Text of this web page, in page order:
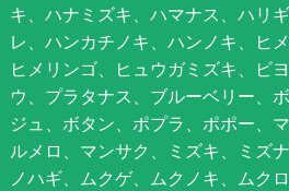
キ、ハナミズキ、ハマナス、ハリ
レ、ハンカチノキ、ハンノキ、ヒ
ヒメリンゴ、ヒュウガミズキ、ビ
ウ、プラタナス、ブルーベリー、
ジュ、ボタン、ポプラ、ポポー、
ルメロ、マンサク、ミズキ、ミズ
ノハギ、ムクゲ、ムクノキ、ムク